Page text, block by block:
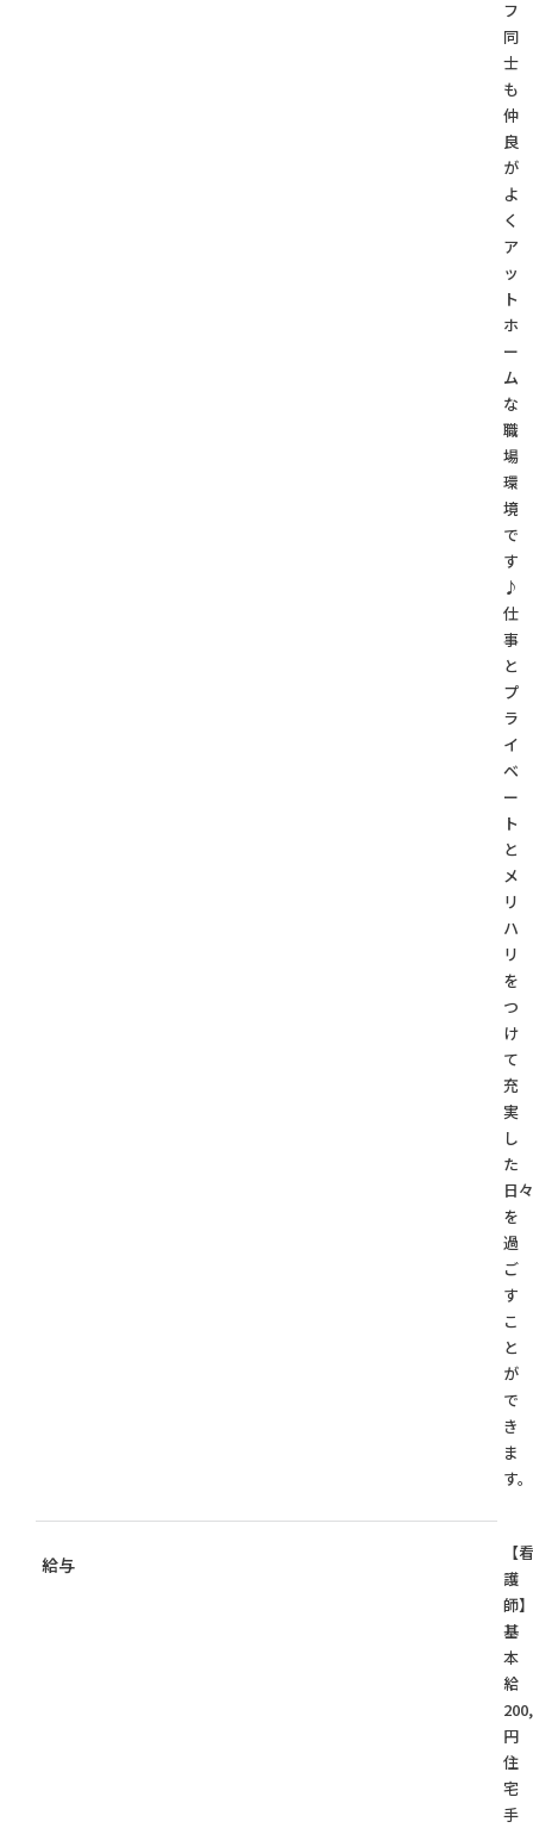
フ
同
士
も
仲
良
が
よ
く
ア
ッ
ト
ホ
ー
ム
な
職
場
環
境
で
す
♪
仕
事
と
プ
ラ
イ
ベ
ー
ト
と
メ
リ
ハ
リ
を
つ
け
て
充
実
し
た
日々
を
過
ご
す
こ
と
が
で
き
ま
す。
給与
【看
護
師】
基
本
給
円
住
宅
手